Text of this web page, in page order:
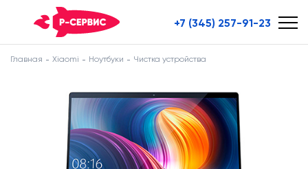
+7 (345) 257-91-23
Главная Xiaomi Ноутбуки Чистка устройства